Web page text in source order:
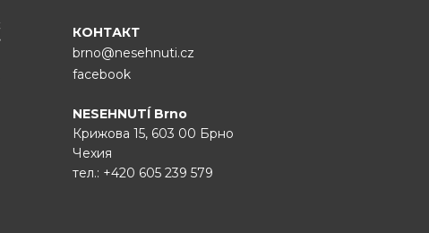
КОНТАКТ
brno@nesehnuti.cz
facebook
NESEHNUTÍ Brno
Крижова 15, 603 00 Брно
Чехия
тел.: +420 605 239 579